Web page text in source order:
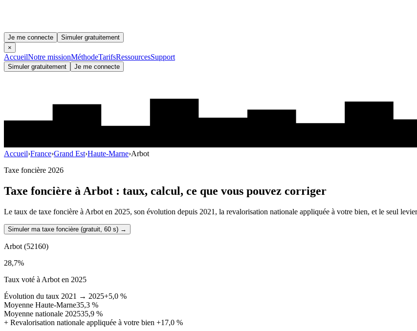
Je me connecte
Simuler gratuitement
×
AccueilNotre missionMéthodeTarifsRessourcesSupport
Simuler gratuitement Je me connecte
Accueil›France›Grand Est›Haute-Marne›Arbot
Taxe foncière 2026
Taxe foncière à Arbot : taux, calcul, ce que vous pouvez corriger
Le taux de taxe foncière à Arbot en 2025, son évolution depuis 2021, la revalorisation nationale appliquée à votre bien, et le seul
Simuler ma taxe foncière (gratuit, 60 s) →
Arbot (52160)
28,7%
Taux voté à Arbot en 2025
Évolution du taux 2021 → 2025+5,0 %
Moyenne Haute-Marne35,3 %
Moyenne nationale 202535,9 %
+ Revalorisation nationale appliquée à votre bien +17,0 %